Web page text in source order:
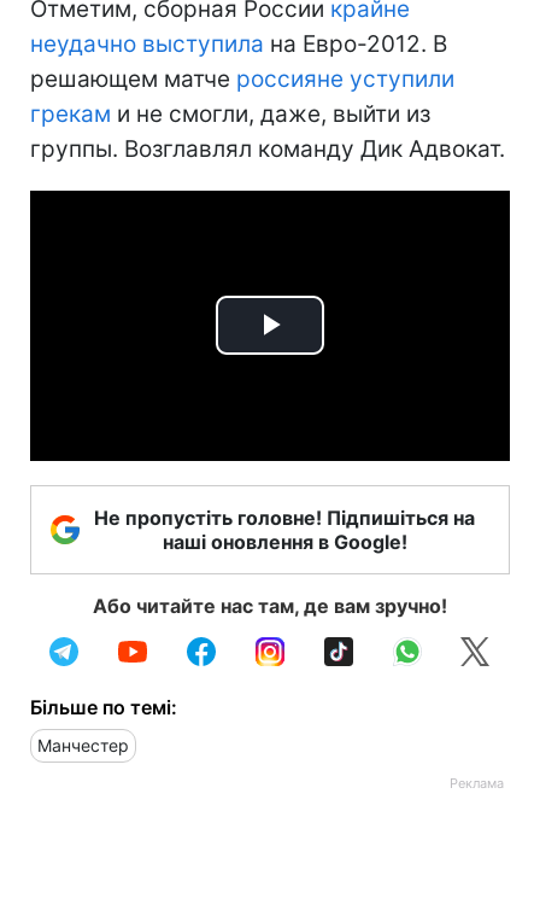
Отметим, сборная России крайне
неудачно выступила на Евро-2012. В
решающем матче россияне уступили
грекам и не смогли, даже, выйти из
группы. Возглавлял команду Дик Адвокат.
Play
Не пропустіть головне! Підпишіться на
наші оновлення в Google!
Або читайте нас там, де вам зручно!
Більше по темі:
Манчестер